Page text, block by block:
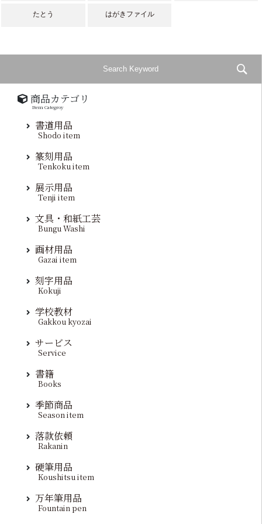
たとう はがきファイル
商品カテゴリ
Item Categroy
書道用品
Shodo item
篆刻用品
Tenkoku item
展示用品
Tenji item
文具・和紙工芸
Bungu Washi
画材用品
Gazai item
刻字用品
Kokuji
学校教材
Gakkou kyozai
サービス
Service
書籍
Books
季節商品
Season item
落款依頼
Rakanin
硬筆用品
Koushitsu item
万年筆用品
Fountain pen